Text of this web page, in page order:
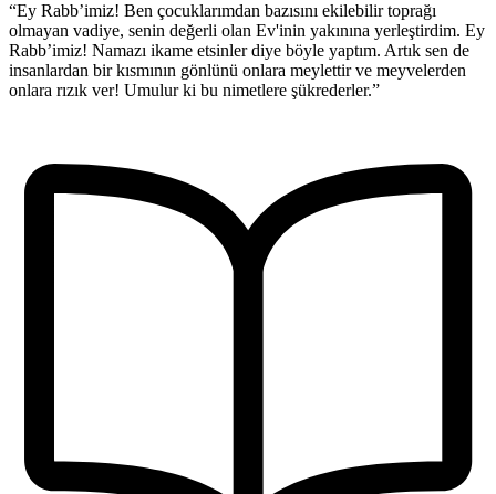
“Ey Rabb’imiz! Ben çocuklarımdan bazısını ekilebilir toprağı
olmayan vadiye, senin değerli olan Ev'inin yakınına yerleştirdim. Ey
Rabb’imiz! Namazı ikame etsinler diye böyle yaptım. Artık sen de
insanlardan bir kısmının gönlünü onlara meylettir ve meyvelerden
onlara rızık ver! Umulur ki bu nimetlere şükrederler.”